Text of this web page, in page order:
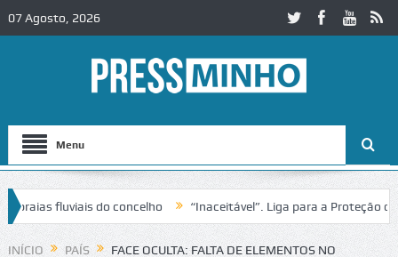
07 Agosto, 2026
Menu
fluviais do concelho “Inaceitável”. Liga para a Proteção da
INÍCIO PAÍS
FACE OCULTA: FALTA DE ELEMENTOS NO